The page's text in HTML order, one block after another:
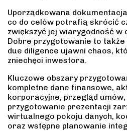
Uporządkowana
co do celów potrafią skrócić
zwiększyć jej wiarygodność w
Dobre przygotowanie to także
due diligence ujawni chaos,
zniechęci inwestora.
Kluczowe obszary
kompletne dane finansowe,
korporacyjne, przegląd
przygotowanie prezentacji
wirtualnego pokoju danych,
oraz wstępne planowanie